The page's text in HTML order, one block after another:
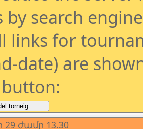
search
links for
date) are
29 ժամը 13.30